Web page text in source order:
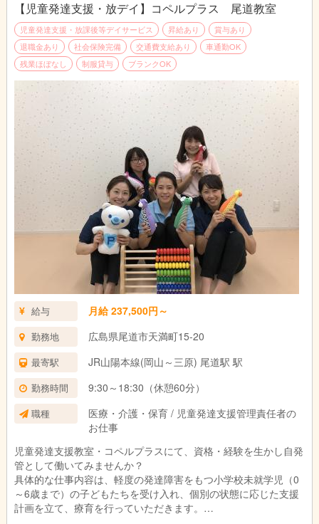
【児童発達支援・放デイ】コペルプラス 尾道教室
児童発達支援・放課後等デイサービス 昇給あり
賞与あり
退職金あり
社会保険完備 交通費支給あり
車通勤OK
残業ほぼなし
制服貸与 ブランクOK
給与 月給 237,500円～
勤務地 広島県尾道市天満町15-20
最寄駅 JR山陽本線(岡山～三原) 尾道駅 駅
勤務時間 9:30～18:30（休憩60分）
職種
医療・介護・保育 / 児童発達支援管理責任者の
お仕事
児童発達支援教室・コペルプラスにて、資格・経験を生かし自発
管として働いてみませんか？
具体的な仕事内容は、軽度の発達障害をもつ小学校未就学児（0
～6歳まで）の子どもたちを受け入れ、個別の状態に応じた支援
計画を立て、療育を行っていただきます。